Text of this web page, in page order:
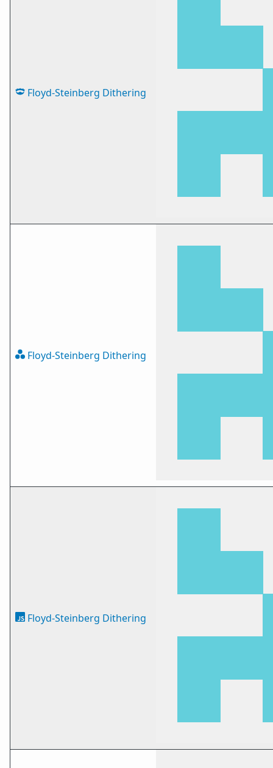
Floyd-Steinberg Dithering
Floyd-Steinberg Dithering
Floyd-Steinberg Dithering